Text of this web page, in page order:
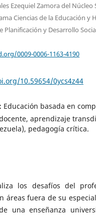
Ezequiel Zamora del Núcleo
Ciencias de la Educación y
Planificación y Desarrollo
0009-0006-1163-4190
10.59654/0ycs4z44
Educación basada en
aprendizaje
pedagogía crítica.
los desafíos del
áreas fuera de su
una enseñanza